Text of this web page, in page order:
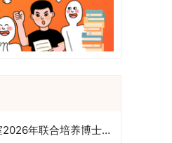
上海交通大学与苏州国家实验室2026年联合培养博士生专项计划招生简章